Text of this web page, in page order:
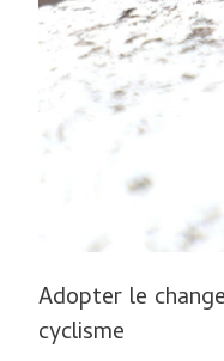
Adopter le
cyclisme